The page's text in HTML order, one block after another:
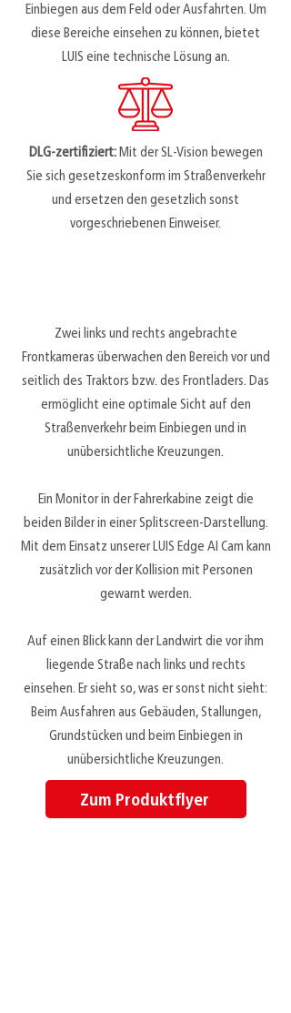
Einbiegen aus dem Feld oder Ausfahrten. Um
diese Bereiche einsehen zu können, bietet
LUIS eine technische Lösung an.
DLG-zertifiziert:Mit der SL-Vision bewegen
Sie sich gesetzeskonform im Straßenverkehr
und ersetzen den gesetzlich sonst
vorgeschriebenen Einweiser.
Zwei links und rechts angebrachte
Frontkameras überwachen den Bereich vor und
seitlich des Traktors bzw. des Frontladers. Das
ermöglicht eine optimale Sicht auf den
Straßenverkehr beim Einbiegen und in
unübersichtliche Kreuzungen.
Ein Monitor in der Fahrerkabine zeigt die
beiden Bilder in einer Splitscreen-Darstellung.
Mit dem Einsatz unserer LUIS Edge AI Cam kann
zusätzlich vor der Kollision mit Personen
gewarnt werden.
Auf einen Blick kann der Landwirt die vor ihm
liegende Straße nach links und rechts
einsehen. Er sieht so, was er sonst nicht sieht:
Beim Ausfahren aus Gebäuden, Stallungen,
Grundstücken und beim Einbiegen in
unübersichtliche Kreuzungen.
Zum Produktflyer